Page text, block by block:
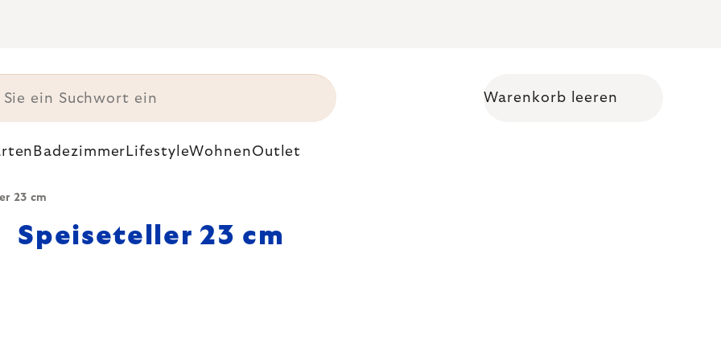
Warenkorb leeren
Badezimmer LifestyleWohnenOutlet
23 cm
Speiseteller 23 cm